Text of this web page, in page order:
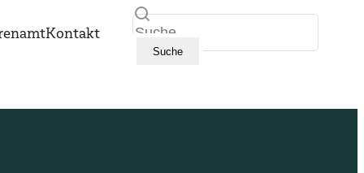
Kontakt Suche
Suche